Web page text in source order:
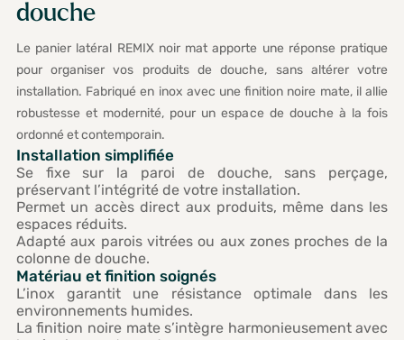
douche
Le panier latéral REMIX noir mat apporte une réponse pratique
pour organiser vos produits de douche, sans altérer votre
installation. Fabriqué en inox avec une finition noire mate, il allie
robustesse et modernité, pour un espace de douche à la fois
ordonné et contemporain.
Installation simplifiée
Se fixe sur la paroi de douche, sans perçage,
préservant l’intégrité de votre installation.
Permet un accès direct aux produits, même dans les
espaces réduits.
Adapté aux parois vitrées ou aux zones proches de la
colonne de douche.
Matériau et finition soignés
L’inox garantit une résistance optimale dans les
environnements humides.
La finition noire mate s’intègre harmonieusement avec